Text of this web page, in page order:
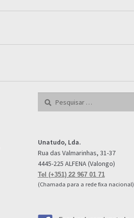
Pesquisar
Unatudo, Lda.
Rua das Valmarinhas, 31-37
4445-225 ALFENA (Valongo)
Tel (+351) 22 967 01 71
(Chamada para a rede fixa nacional)